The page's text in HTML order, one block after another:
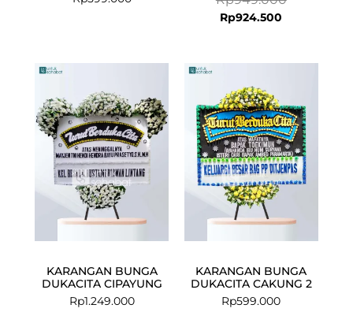
Rp924.500
KARANGAN BUNGA
DUKACITA CIPAYUNG
Rp1.249.000
KARANGAN BUNGA
DUKACITA CAKUNG 2
Rp599.000